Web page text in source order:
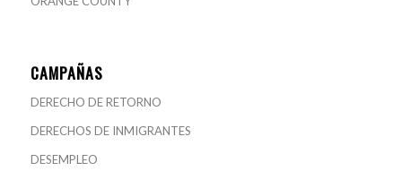
CAMPAÑAS
DERECHO DE RETORNO
DERECHOS DE INMIGRANTES
DESEMPLEO